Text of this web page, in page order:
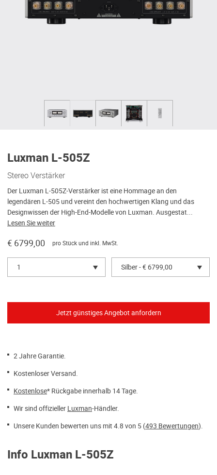
Luxman L-505Z
Stereo Verstärker
Der Luxman L-505Z-Verstärker ist eine Hommage an den
legendären L-505 und vereint den hochwertigen Klang und das
Designwissen der High-End-Modelle von Luxman. Ausgestat...
Lesen Sie weiter
€ 6799,00 pro Stück und inkl. MwSt.
1 Silber - € 6799,00
2 Jahre Garantie.
Kostenloser Versand.
Kostenlose* Rückgabe innerhalb 14 Tage.
Wir sind offizieller Luxman-Händler.
Unsere Kunden bewerten uns mit 4.8 von 5 (493 Bewertungen).
Info Luxman L-505Z